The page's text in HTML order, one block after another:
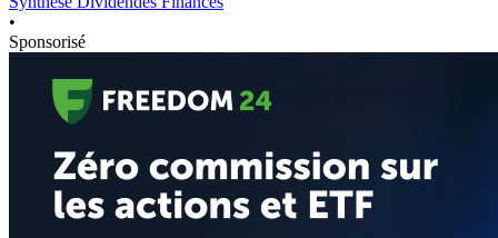
•
Sponsorisé